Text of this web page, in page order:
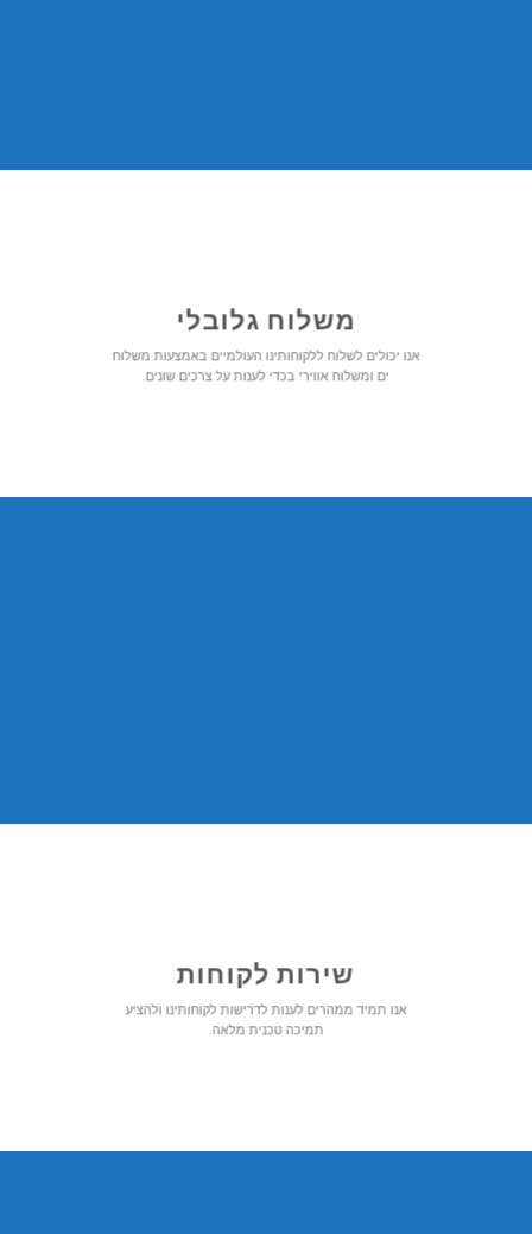
משלוח גלובלי
אנו יכולים לשלוח ללקוחותינו העולמיים באמצעות משלוח
ים ומשלוח אווירי בכדי לענות על צרכים שונים.
שירות לקוחות
אנו תמיד ממהרים לענות לדרישות לקוחותינו ולהציע
תמיכה טכנית מלאה.